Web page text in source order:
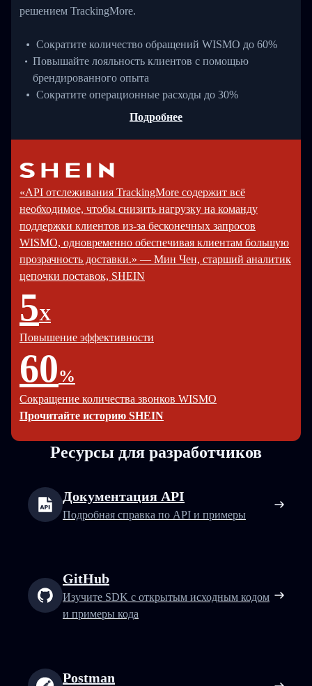
решением TrackingMore.
Сократите количество обращений WISMO до 60%
Повышайте лояльность клиентов с помощью
брендированного опыта
Сократите операционные расходы до 30%
Подробнее
«API отслеживания TrackingMore содержит всё
необходимое, чтобы снизить нагрузку на команду
поддержки клиентов из-за бесконечных запросов
WISMO, одновременно обеспечивая клиентам большую
прозрачность доставки.» — Мин Чен, старший аналитик
цепочки поставок, SHEIN
5X
Повышение эффективности
60%
Сокращение количества звонков WISMO
Прочитайте историю SHEIN
Ресурсы для разработчиков
Документация API
Подробная справка по API и примеры
GitHub
Изучите SDK с открытым исходным кодом
и примеры кода
Postman